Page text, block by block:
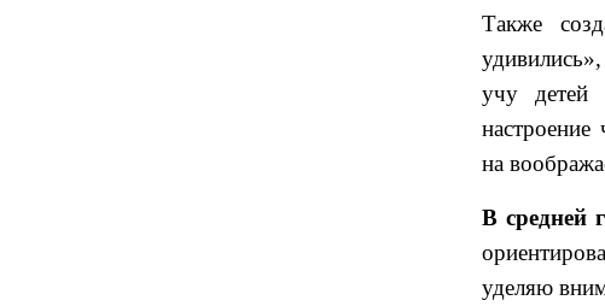
Также
учу детей
на
В средней
уделяю